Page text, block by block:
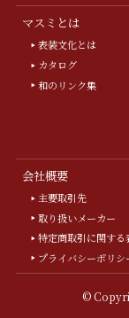
マスミとは
表装文化とは
カタログ
和のリンク集
会社概要
主要取引先
取り扱いメーカー
特定商取引に関する
プライバシーポリシ
©